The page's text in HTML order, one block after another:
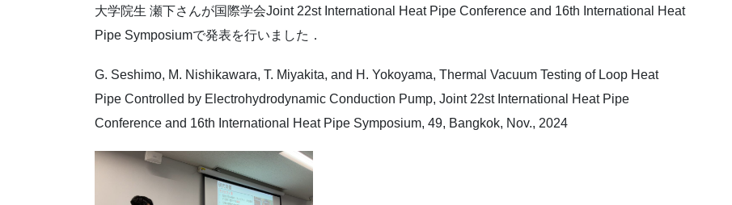
大学院生 瀬下さんが国際学会Joint 22st International Heat Pipe Conference and 16th International Heat
Pipe Symposiumで発表を行いました．
G. Seshimo, M. Nishikawara, T. Miyakita, and H. Yokoyama, Thermal Vacuum Testing of Loop Heat
Pipe Controlled by Electrohydrodynamic Conduction Pump, Joint 22st International Heat Pipe
Conference and 16th International Heat Pipe Symposium, 49, Bangkok, Nov., 2024